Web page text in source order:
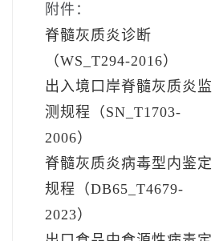
附件：
脊髓灰质炎诊断
（WS_T294-2016）
出入境口岸脊髓灰质炎监
测规程（SN_T1703-
2006）
脊髓灰质炎病毒型内鉴定
规程（DB65_T4679-
2023）